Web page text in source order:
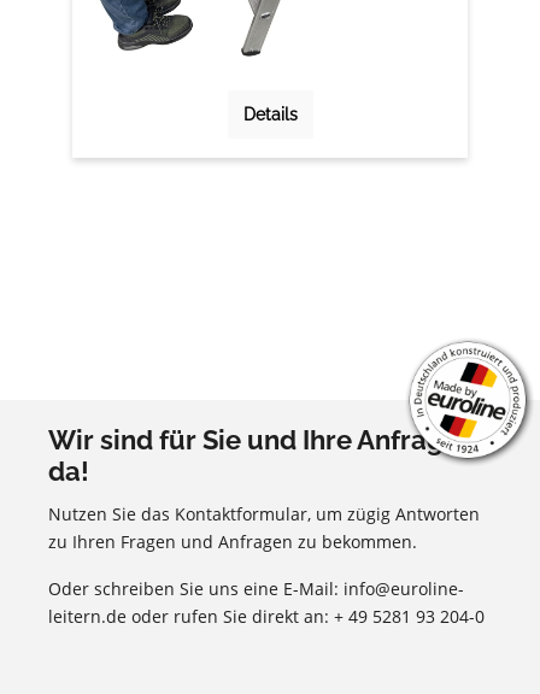
Details
Wir sind für Sie und Ihre Anfragen
da!
Nutzen Sie das Kontaktformular, um zügig Antworten
zu Ihren Fragen und Anfragen zu bekommen.
Oder schreiben Sie uns eine E-Mail: info@euroline-
leitern.de oder rufen Sie direkt an: + 49 5281 93 204-0